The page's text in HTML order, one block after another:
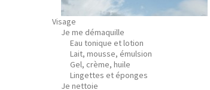
Visage
Je me démaquille
Eau tonique et lotion
Lait, mousse, émulsion
Gel, crème, huile
Lingettes et éponges
Je nettoie